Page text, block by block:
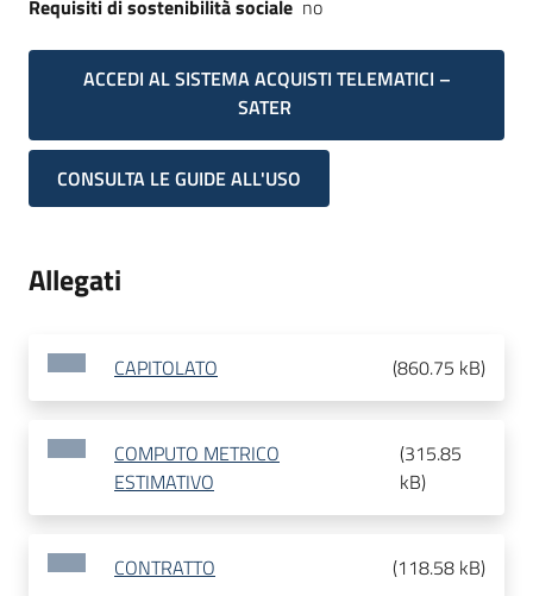
Requisiti di sostenibilità sociale no
ACCEDI AL SISTEMA ACQUISTI TELEMATICI –
SATER
CONSULTA LE GUIDE ALL'USO
Allegati
CAPITOLATO (860.75 kB)
COMPUTO METRICO
ESTIMATIVO
(315.85
kB)
CONTRATTO (118.58 kB)